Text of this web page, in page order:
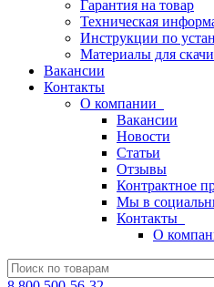
Гарантия на товар
Техническая
Инструкции по
Материалы для
Вакансии
Контакты
О компании
Вакансии
Новости
Статьи
Отзывы
Контрактное
Мы в
Контакты
О